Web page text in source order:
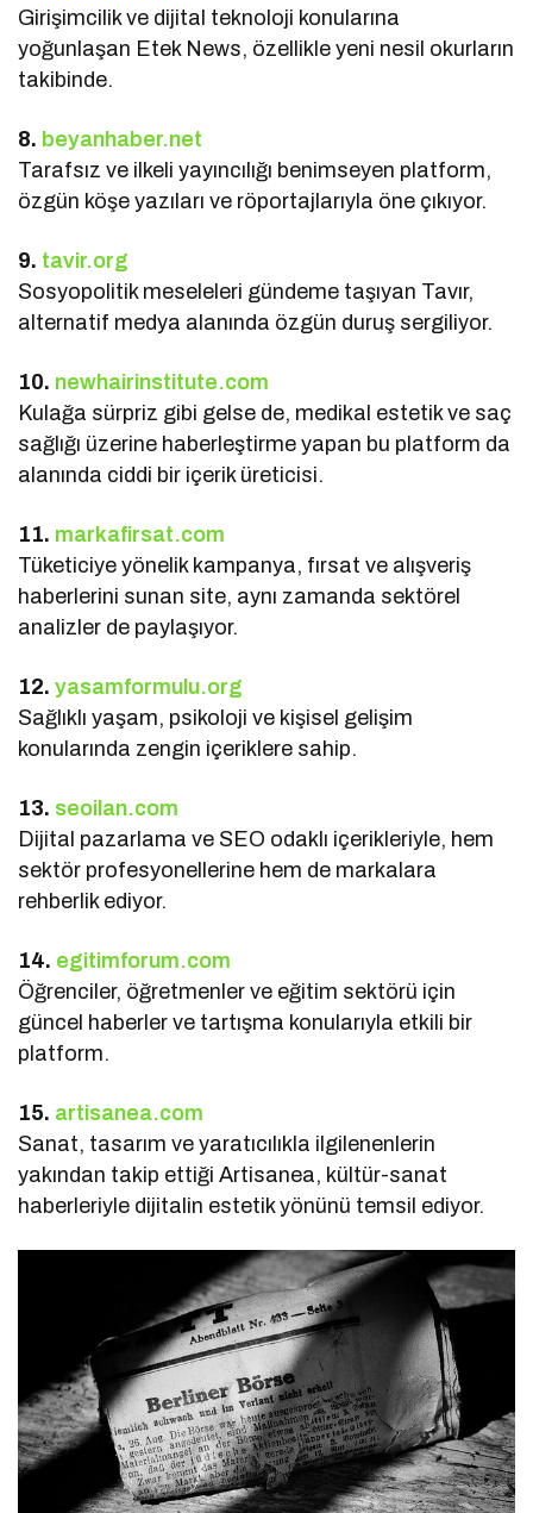
Girişimcilik ve dijital teknoloji konularına
yoğunlaşan Etek News, özellikle yeni nesil okurların
takibinde.
8. beyanhaber.net
Tarafsız ve ilkeli yayıncılığı benimseyen platform,
özgün köşe yazıları ve röportajlarıyla öne çıkıyor.
9. tavir.org
Sosyopolitik meseleleri gündeme taşıyan Tavır,
alternatif medya alanında özgün duruş sergiliyor.
10. newhairinstitute.com
Kulağa sürpriz gibi gelse de, medikal estetik ve saç
sağlığı üzerine haberleştirme yapan bu platform da
alanında ciddi bir içerik üreticisi.
11. markafirsat.com
Tüketiciye yönelik kampanya, fırsat ve alışveriş
haberlerini sunan site, aynı zamanda sektörel
analizler de paylaşıyor.
12.yasamformulu.org
Sağlıklı yaşam, psikoloji ve kişisel gelişim
konularında zengin içeriklere sahip.
13. seoilan.com
Dijital pazarlama ve SEO odaklı içerikleriyle, hem
sektör profesyonellerine hem de markalara
rehberlik ediyor.
14. egitimforum.com
Öğrenciler, öğretmenler ve eğitim sektörü için
güncel haberler ve tartışma konularıyla etkili bir
platform.
15. artisanea.com
Sanat, tasarım ve yaratıcılıkla ilgilenenlerin
yakından takip ettiği Artisanea, kültür-sanat
haberleriyle dijitalin estetik yönünü temsil ediyor.